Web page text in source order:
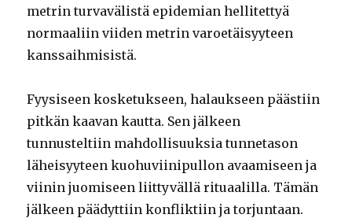
metrin turvavälistä epidemian hellitettyä
normaaliin viiden metrin varoetäisyyteen
kanssaihmisistä.
Fyysiseen kosketukseen, halaukseen päästiin
pitkän kaavan kautta. Sen jälkeen
tunnusteltiin mahdollisuuksia tunnetason
läheisyyteen kuohuviinipullon avaamiseen ja
viinin juomiseen liittyvällä rituaalilla. Tämän
jälkeen päädyttiin konfliktiin ja torjuntaan.